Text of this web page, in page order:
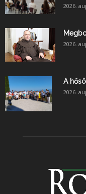
2026.
2026.
A
2026.